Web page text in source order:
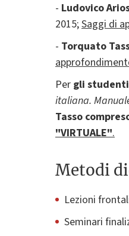
- Ludovico
2015;Saggi di
- Torquato
Per gli
italiana.
Tasso
"VIRTUALE".
Metodi
Lezioni
Seminari